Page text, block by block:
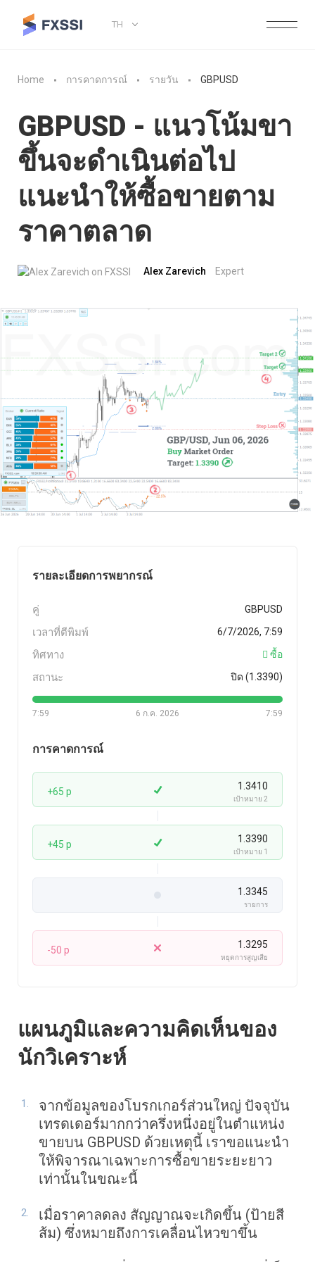
TH
Home การคาดการณ์ รายวัน GBPUSD
GBPUSD - แนวโน้มขา
ขึ้นจะดำเนินต่อไป
แนะนำให้ซื้อขายตาม
ราคาตลาด
Alex Zarevich Expert
รายละเอียดการพยากรณ์
คู่ GBPUSD
เวลาที่ตีพิมพ์ 6/7/2026, 7:59
ทิศทาง ซื้อ
สถานะ ปิด (1.3390)
7:59 7:59
6 ก.ค. 2026
การคาดการณ์
+65 p 1.3410
เป้าหมาย 2
+45 p 1.3390
เป้าหมาย 1
1.3345
รายการ
-50 p 1.3295
หยุดการสูญเสีย
แผนภูมิและความคิดเห็นของ
นักวิเคราะห์
จากข้อมูลของโบรกเกอร์ส่วนใหญ่ ปัจจุบัน
เทรดเดอร์มากกว่าครึ่งหนึ่งอยู่ในตำแหน่ง
ขายบน GBPUSD ด้วยเหตุนี้ เราขอแนะนำ
ให้พิจารณาเฉพาะการซื้อขายระยะยาว
เท่านั้นในขณะนี้
เมื่อราคาลดลง สัญญาณจะเกิดขึ้น (ป้ายสี
ส้ม) ซึ่งหมายถึงการเคลื่อนไหวขาขึ้น